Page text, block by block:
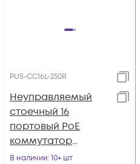
PUS-CC16L-250R
Неуправляемый
стоечный 16
портовый PoE
коммутатор
POWERTONE PUS-
В наличии: 10+ шт